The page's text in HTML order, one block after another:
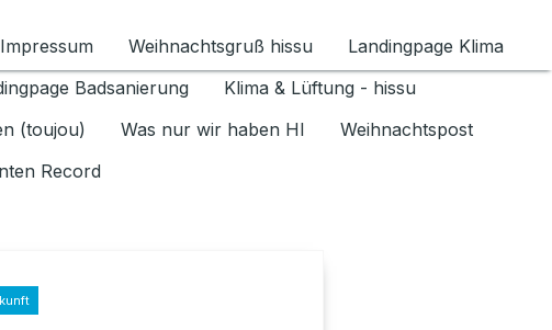
für Datenschutz 1.6.2026 umschalten
Impressum Weihnachtsgruß hissu
Landingpage Klima
Badsanierung
Klima & Lüftung - hissu
(toujou) Was nur wir haben HI
Weihnachtspost
Record